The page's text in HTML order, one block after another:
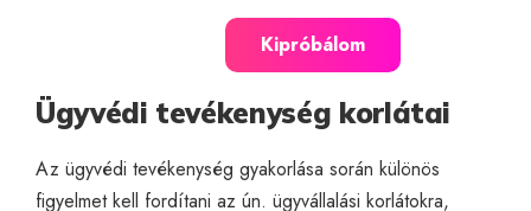
Kipróbálom
Ügyvédi tevékenység korlátai
Az ügyvédi tevékenység gyakorlása során különös
figyelmet kell fordítani az ún. ügyvállalási korlátokra,